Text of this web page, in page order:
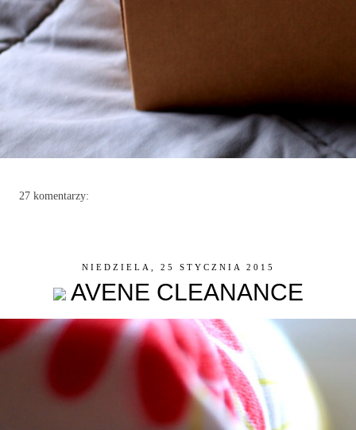
27 komentarzy:
NIEDZIELA, 25 STYCZNIA 2015
AVENE CLEANANCE